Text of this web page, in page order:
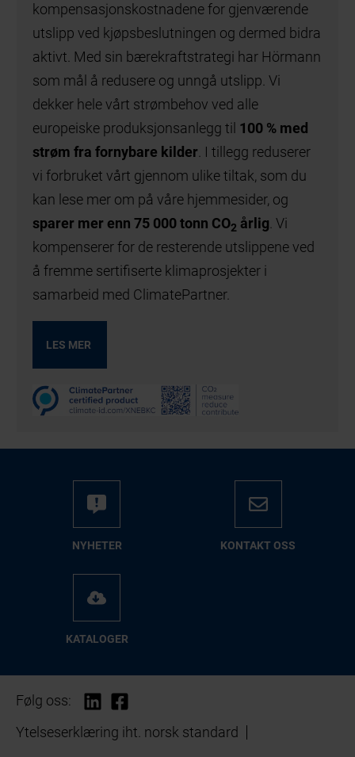
kompensasjonskostnadene for gjenværende
utslipp ved kjøpsbeslutningen og dermed bidra
aktivt. Med sin bærekraftstrategi har Hörmann
som mål å redusere og unngå utslipp. Vi
dekker hele vårt strømbehov ved alle
europeiske produksjonsanlegg til 100 % med
strøm fra fornybare kilder . I tillegg reduserer
vi forbruket vårt gjennom ulike tiltak, som du
kan lese mer om på våre hjemmesider, og
sparer mer enn 75 000 tonn CO2 årlig . Vi
kompenserer for de resterende utslippene ved
å fremme sertifiserte klimaprosjekter i
samarbeid med ClimatePartner.
LES MER
NYHETER KONTAKT OSS
KATALOGER
Følg oss:
Ytelseserklæring iht. norsk standard